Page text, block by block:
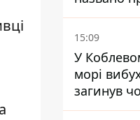
15:09
У
морі
загинув